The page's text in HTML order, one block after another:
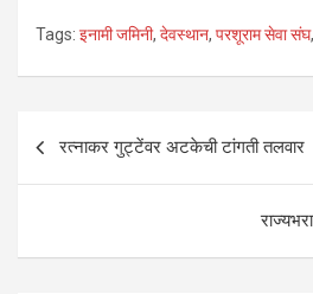
Tags: इनामी जमिनी, देवस्थान, परशूराम सेवा संघ,
navigation
रत्नाकर गुट्टेंवर अटकेची टांगती तलवार